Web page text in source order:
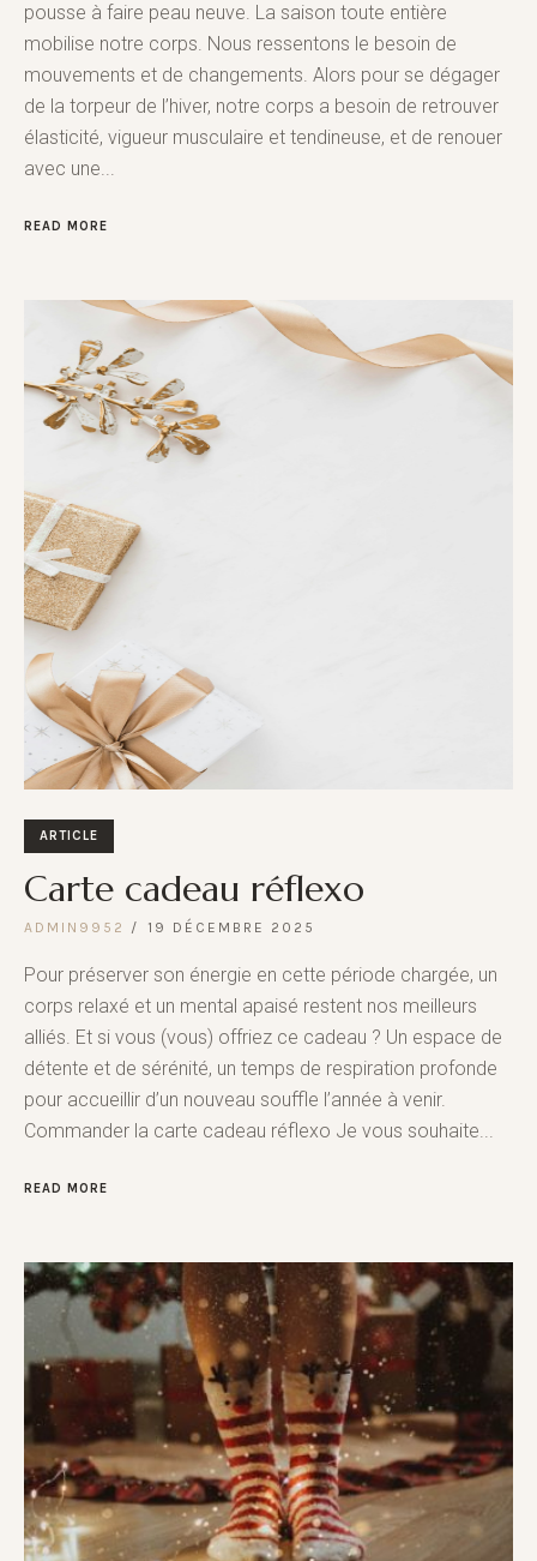
pousse à faire peau neuve. La saison toute entière
mobilise notre corps. Nous ressentons le besoin de
mouvements et de changements. Alors pour se dégager
de la torpeur de l’hiver, notre corps a besoin de retrouver
élasticité, vigueur musculaire et tendineuse, et de renouer
avec une...
READ MORE
ARTICLE
Carte cadeau réflexo
ADMIN9952 19 DÉCEMBRE 2025
Pour préserver son énergie en cette période chargée, un
corps relaxé et un mental apaisé restent nos meilleurs
alliés. Et si vous (vous) offriez ce cadeau ? Un espace de
détente et de sérénité, un temps de respiration profonde
pour accueillir d’un nouveau souffle l’année à venir.
Commander la carte cadeau réflexo Je vous souhaite...
READ MORE